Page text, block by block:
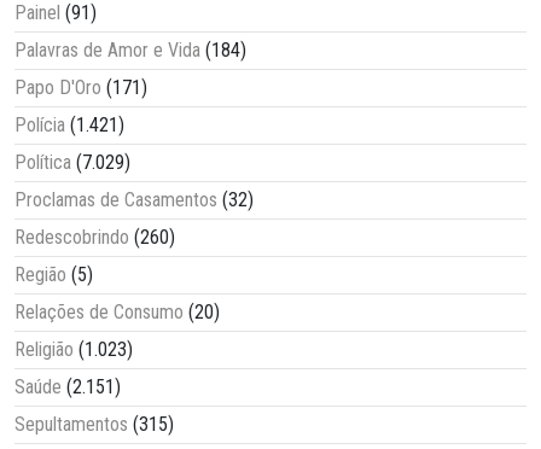
Painel (91)
Palavras de Amor e Vida (184)
Papo D'Oro (171)
Polícia (1.421)
Política (7.029)
Proclamas de Casamentos (32)
Redescobrindo (260)
Região (5)
Relações de Consumo (20)
Religião (1.023)
Saúde (2.151)
Sepultamentos (315)